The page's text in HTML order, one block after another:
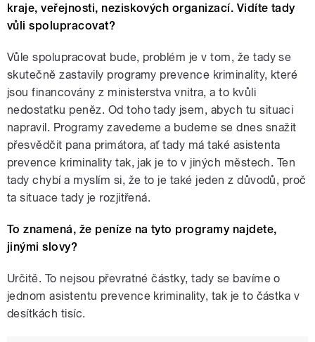
kraje, veřejnosti, neziskových organizací. Vidíte tady
vůli spolupracovat?
Vůle spolupracovat bude, problém je v tom, že tady se
skutečně zastavily programy prevence kriminality, které
jsou financovány z ministerstva vnitra, a to kvůli
nedostatku peněz. Od toho tady jsem, abych tu situaci
napravil. Programy zavedeme a budeme se dnes snažit
přesvědčit pana primátora, ať tady má také asistenta
prevence kriminality tak, jak je to v jiných městech. Ten
tady chybí a myslím si, že to je také jeden z důvodů, proč
ta situace tady je rozjitřená.
To znamená, že peníze na tyto programy najdete,
jinými slovy?
Určitě. To nejsou převratné částky, tady se bavíme o
jednom asistentu prevence kriminality, tak je to částka v
desítkách tisíc.